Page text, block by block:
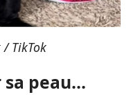
TikTok
sa peau…